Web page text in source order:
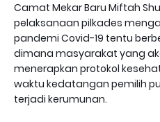
Camat Mekar Baru Miftah
pelaksanaan pilkades
pandemi Covid-19 tentu
dimana masyarakat yang
menerapkan protokol
waktu kedatangan pemilih
terjadi kerumunan.